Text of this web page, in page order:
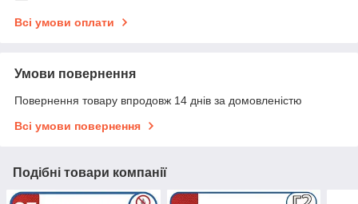
Всі умови оплати
Умови повернення
Повернення товару впродовж 14 днів за домовленістю
Всі умови повернення
Подібні товари компанії